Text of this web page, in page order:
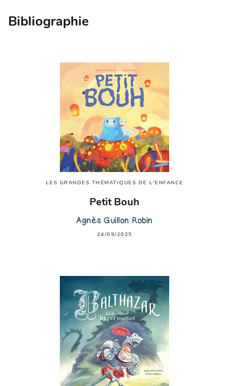
Bibliographie
LES GRANDES THÉMATIQUES DE L'ENFANCE
Petit Bouh
Agnès Guillon Robin
24/09/2025